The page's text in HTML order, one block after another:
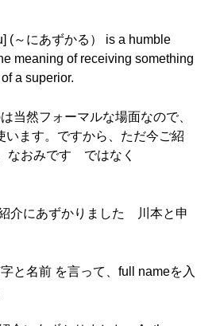
(～にあずかる） is a humble
meaning of receiving something
a superior.
当然フォーマルな場面なので、
います。ですから、ただ今ご紹
なおみです ではなく
介にあずかりました 川本と申
と名前 を言って、full nameを入